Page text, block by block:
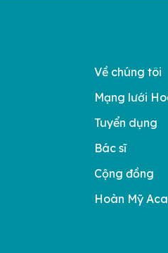
Về chúng tôi
Mạng lưới
Tuyển dụng
Bác sĩ
Cộng đồng
Hoàn Mỹ